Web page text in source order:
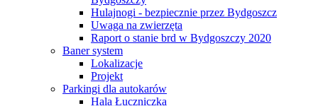
Hulajnogi - bezpiecznie przez Bydgoszcz
Uwaga na zwierzęta
Raport o stanie brd w Bydgoszczy 2020
Baner system
Lokalizacje
Projekt
Parkingi dla autokarów
Hala Łuczniczka